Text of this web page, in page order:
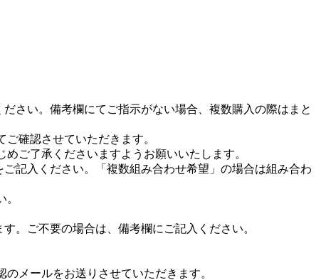
さい。備考欄にてご指示がない場合、複数購入の際はまと
確認させていただきます。
ご了承くださいますようお願いいたします。
記入ください。「複数組み合わせ希望」の場合は組み合わ
。ご不要の場合は、備考欄にご記入ください。
メールをお送りさせていただきます。